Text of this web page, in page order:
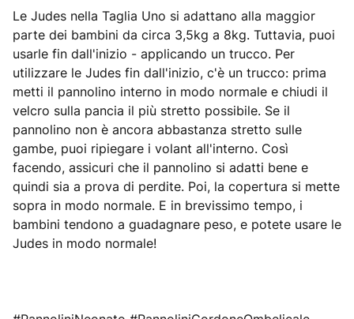
Le Judes nella Taglia Uno si adattano alla maggior
parte dei bambini da circa 3,5kg a 8kg. Tuttavia, puoi
usarle fin dall'inizio - applicando un trucco. Per
utilizzare le Judes fin dall'inizio, c'è un trucco: prima
metti il pannolino interno in modo normale e chiudi il
velcro sulla pancia il più stretto possibile. Se il
pannolino non è ancora abbastanza stretto sulle
gambe, puoi ripiegare i volant all'interno. Così
facendo, assicuri che il pannolino si adatti bene e
quindi sia a prova di perdite. Poi, la copertura si mette
sopra in modo normale. E in brevissimo tempo, i
bambini tendono a guadagnare peso, e potete usare le
Judes in modo normale!